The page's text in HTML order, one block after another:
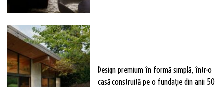
Design premium în formă simplă, într-o
casă construită pe o fundație din anii 50